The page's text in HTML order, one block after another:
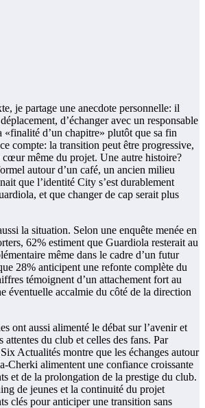
je partage une anecdote personnelle: il
d’échanger avec un responsable
d’un chapitre» plutôt que sa fin
compte: la transition peut être progressive,
même du projet. Une autre histoire?
autour d’un café, un ancien milieu
que l’identité City s’est durablement
et que changer de cap serait plus
la situation. Selon une enquête menée en
62% estiment que Guardiola resterait au
même dans le cadre d’un futur
28% anticipent une refonte complète du
témoignent d’un attachement fort au
éventuelle accalmie du côté de la direction
ont aussi alimenté le débat sur l’avenir et
attentes du club et celles des fans. Par
Actualités montre que les échanges autour
Cherki alimentent une confiance croissante
et de la prolongation de la prestige du club.
de jeunes et la continuité du projet
clés pour anticiper une transition sans